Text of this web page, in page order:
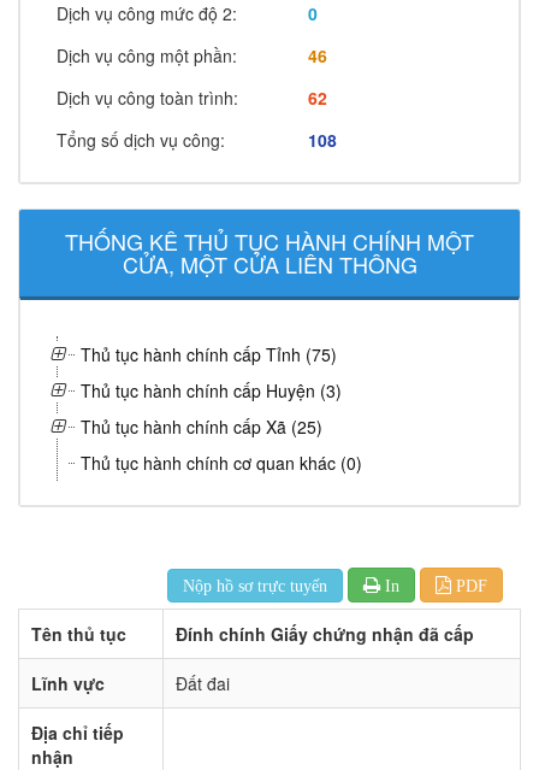
Dịch vụ công mức độ 2:
0
Dịch vụ công một phần:
46
Dịch vụ công toàn trình:
62
Tổng số dịch vụ công:
108
THỐNG KÊ THỦ TỤC HÀNH CHÍNH MỘT
CỬA, MỘT CỬA LIÊN THÔNG
Thủ tục hành chính cấp Tỉnh (75)
Thủ tục hành chính cấp Huyện (3)
Thủ tục hành chính cấp Xã (25)
Thủ tục hành chính cơ quan khác (0)
Nộp hồ sơ trực tuyến In PDF
Tên thủ tục Đính chính Giấy chứng nhận đã cấp
Lĩnh vực Đất đai
Địa chỉ tiếp
nhận